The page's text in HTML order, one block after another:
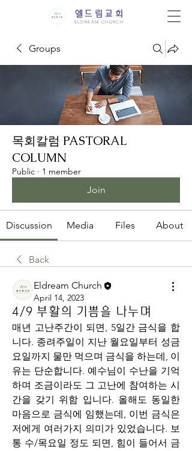
엘드림교회
ELDREAM CHURCH
Groups
목회칼럼 PASTORAL
COLUMN
Public · 1 member
Join
Discussion Media Files About
Back
Eldream Church
April 14, 2023
4/9 부활의 기쁨을 나누며
매년 고난주간이 되면, 5일간 금식을 합
니다. 종려주일이 지난 월요일부터 성금
요일까지 물만 먹으며 금식을 하는데, 이
유는 단순합니다. 예수님이 수난을 기억
하며 조금이라도 그 고난에 참여하는 시
간을 갖기 위함 입니다. 올해도 동일한
마음으로 금식에 임했는데, 이번 금식은
저에게 여러가지 의미가 있었습니다. 보
통 수/목요일 정도 되면, 힘이 들어서 금